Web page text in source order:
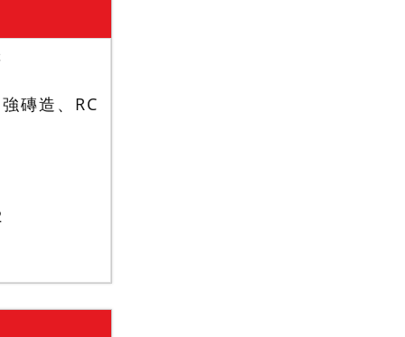
磚造、RC